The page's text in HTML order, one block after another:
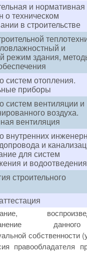
и нормативная
о техническом
в строительстве
и
режим здания,
систем отопления.
приборы
систем вентиляции и
воздуха.
вентиляция
внутренних
и
для систем
и водоотведения
строительного
собственности
правообладателя